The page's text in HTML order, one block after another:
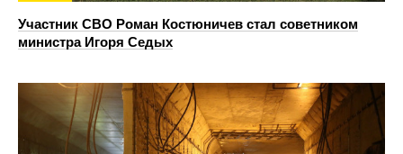
Участник СВО Роман Костюничев стал советником
министра Игоря Седых